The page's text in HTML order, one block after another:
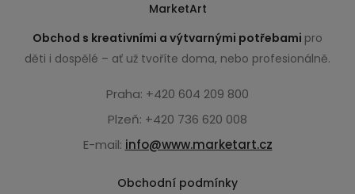
MarketArt
Obchod s kreativními a výtvarnými potřebami pro
děti i dospělé – ať už tvoříte doma, nebo profesionálně.
Praha: +420 604 209 800
Plzeň: +420 736 620 008
E-mail: info@www.marketart.cz
Obchodní podmínky